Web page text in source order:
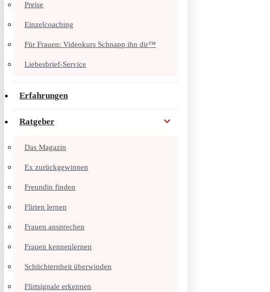
Preise
Einzelcoaching
Für Frauen: Videokurs Schnapp ihn dir™
Liebesbrief-Service
Erfahrungen
Ratgeber
Das Magazin
Ex zurückgewinnen
Freundin finden
Flirten lernen
Frauen ansprechen
Frauen kennenlernen
Schüchternheit überwinden
Flirtsignale erkennen